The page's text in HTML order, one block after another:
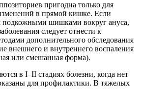
пригодна только для
в прямой кишке. Если
подкожными шишками вокруг ануса,
следует отнести к
дополнительного обследования
внешнего и внутреннего воспаления
или смешанная форма).
в I–II стадиях болезни, когда нет
для профилактики. В тяжелых